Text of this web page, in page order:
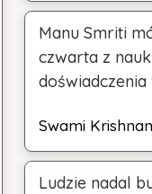
Manu Smriti
czwarta z
doświadczenia
Swami
Ludzie nadal